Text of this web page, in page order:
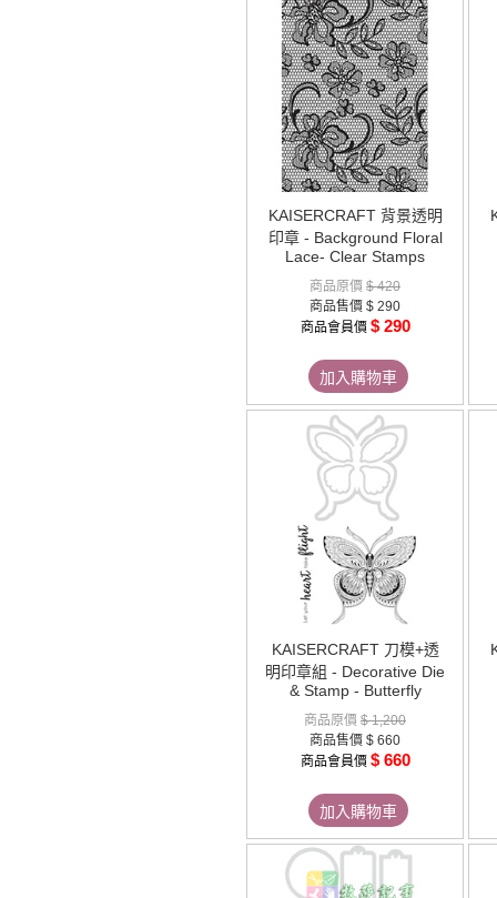
KAISERCRAFT 背景透明
印章 - Background Floral
Lace- Clear Stamps
商品原價 $ 420
商品售價 $ 290
商品會員價 $ 290
加入購物車
KAISERCRAFT 刀模+透
明印章組 - Decorative Die
& Stamp - Butterfly
商品原價 $ 1,200
商品售價 $ 660
商品會員價 $ 660
加入購物車